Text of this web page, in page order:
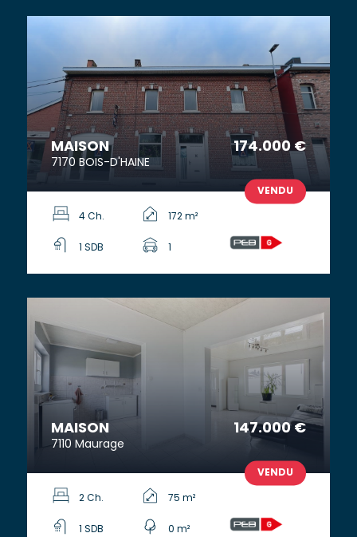
MAISON 174.000 €
7170 BOIS-D'HAINE
VENDU
4 Ch. 172 m²
1 SDB
MAISON 147.000 €
7110 Maurage
VENDU
2 Ch. 75 m²
1 SDB 0 m²